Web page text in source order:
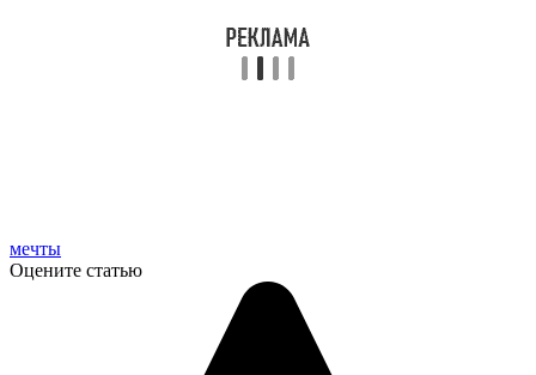
мечты
Оцените статью